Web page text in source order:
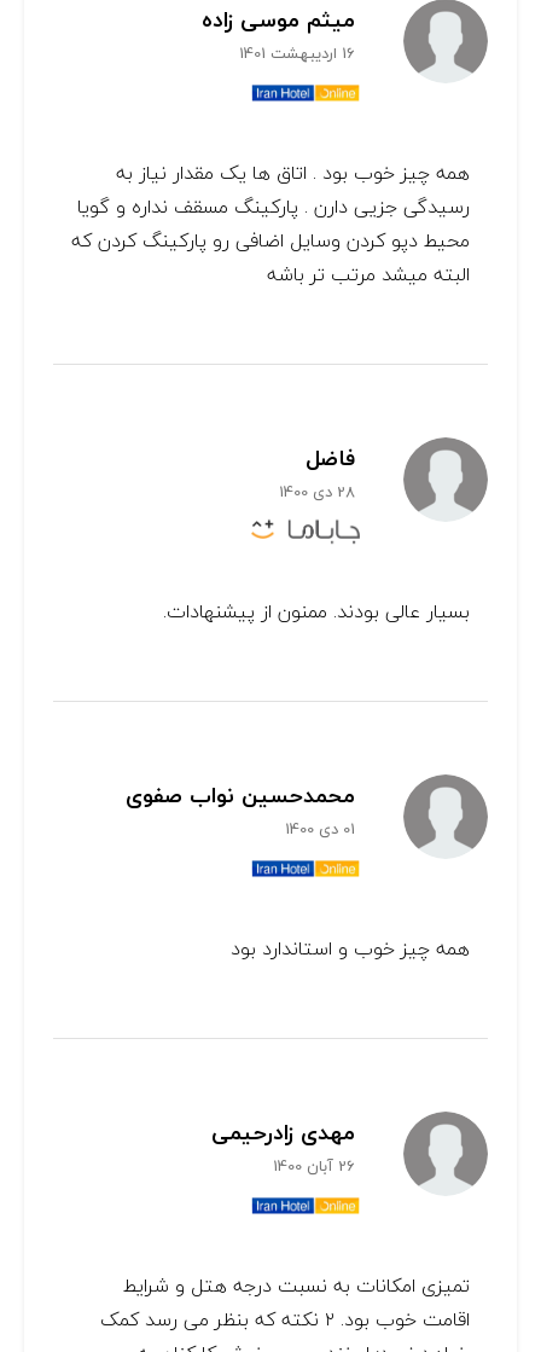
میثم موسی زاده
16 اردیبهشت 1401
همه چیز خوب بود . اتاق ها یک مقدار نیاز به
رسیدگی جزیی دارن . پارکینگ مسقف نداره و گویا
محیط دپو کردن وسایل اضافی رو پارکینگ کردن که
البته میشد مرتب تر باشه
فاضل
28 دی 1400
بسیار عالی بودند. ممنون از پیشنهادات.
محمدحسین نواب صفوی
01 دی 1400
همه چیز خوب و استاندارد بود
مهدی زادرحیمی
26 آبان 1400
تمیزی امکانات به نسبت درجه هتل و شرایط
اقامت خوب بود. ۲ نکته که بنظر می رسد کمک